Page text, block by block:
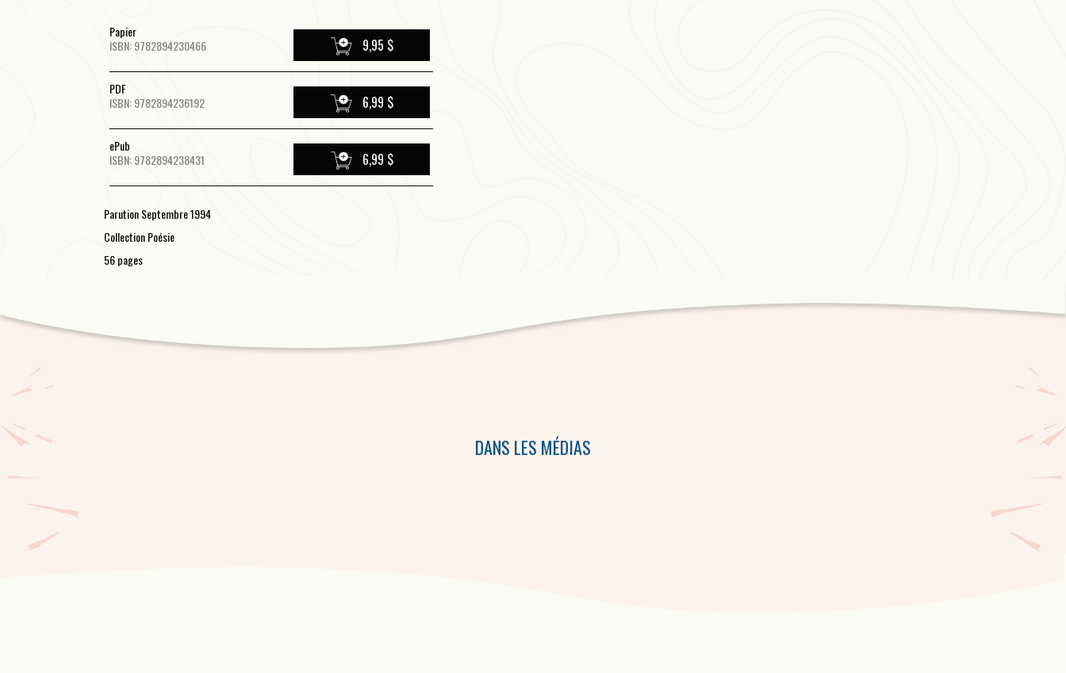
Papier
ISBN: 9782894230466
9,95 $
PDF
ISBN: 9782894236192
6,99 $
ePub
ISBN: 9782894238431
6,99 $
Parution Septembre 1994
Collection Poésie
56 pages
DANS LES MÉDIAS